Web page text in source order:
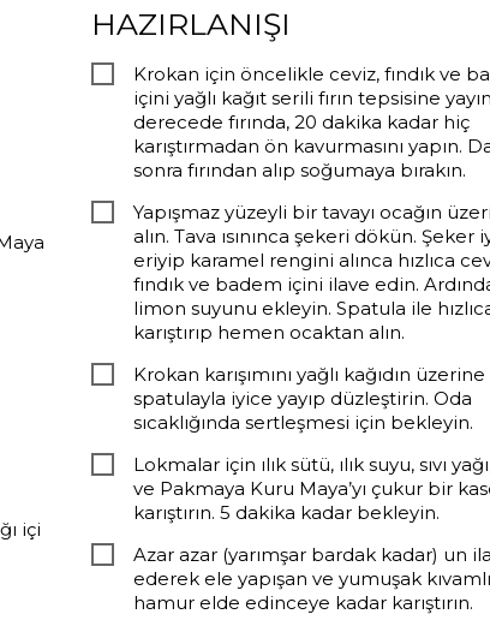
içi
HAZIRLANIŞI
Krokan için öncelikle ceviz, fındık ve
içini yağlı kağıt serili fırın tepsisine
derecede fırında, 20 dakika kadar hiç
karıştırmadan ön kavurmasını yapın.
sonra fırından alıp soğumaya bırakın.
Yapışmaz yüzeyli bir tavayı ocağın
alın. Tava ısınınca şekeri dökün. Şeker
eriyip karamel rengini alınca hızlıca
fındık ve badem içini ilave edin.
limon suyunu ekleyin. Spatula ile
karıştırıp hemen ocaktan alın.
Krokan karışımını yağlı kağıdın üzerine
spatulayla iyice yayıp düzleştirin. Oda
sıcaklığında sertleşmesi için bekleyin.
Lokmalar için ılık sütü, ılık suyu, sıvı
ve Pakmaya Kuru Maya’yı çukur bir
karıştırın. 5 dakika kadar bekleyin.
Azar azar (yarımşar bardak kadar) un
ederek ele yapışan ve yumuşak
hamur elde edinceye kadar karıştırın.